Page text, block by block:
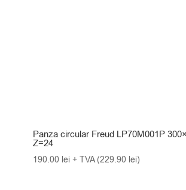
Panza circular Freud LP70M001P
Z=24
190.00 lei + TVA (229.90 lei)